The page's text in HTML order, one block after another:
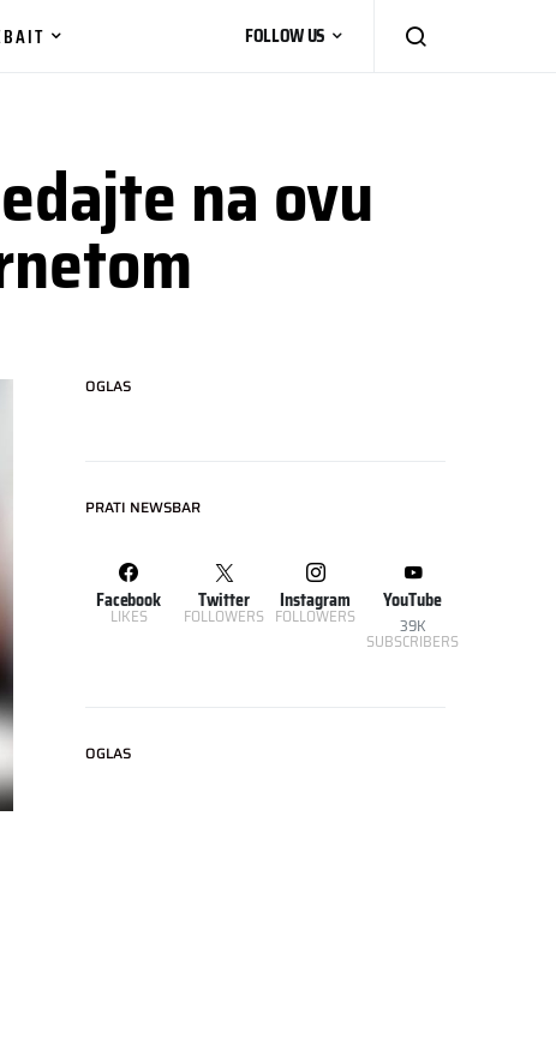
FOLLOW US
na ovu
OGLAS
PRATI NEWSBAR
Facebook
LIKES
Twitter
FOLLOWERS
Instagram
FOLLOWERS
YouTube
39K
SUBSCRIBERS
OGLAS